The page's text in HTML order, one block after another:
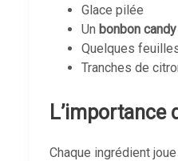
Glace pilée
Un bonbon
Quelques
Tranches de
L’importance
Chaque ingrédient